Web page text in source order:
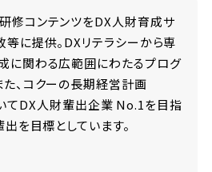
修コンテンツをDX人財育成サ
等に提供。DXリテラシーから専
に関わる広範囲にわたるプログ
た、コクーの長期経営計画
てDX人財輩出企業 No.1を目指
を目標としています。